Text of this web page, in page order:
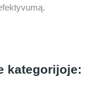
kategorijoje: